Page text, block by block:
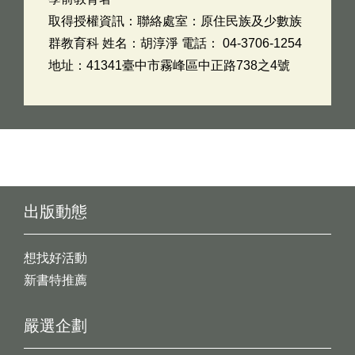
取得授權資訊：聯絡處室：原住民族及少數族
群教育科 姓名：胡淳淨 電話： 04-3706-1254
地址：41341臺中市霧峰區中正路738之4號
出版動態
想找好活動
新書特推薦
嚴選企劃